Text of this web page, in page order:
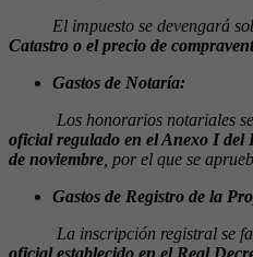
El impuesto se devengará
Catastro o el precio de
Gastos de Notaría:
Los honorarios notariales se
oficial regulado en el Anexo I del
de noviembre , por el que se
Gastos de Registro de la
La inscripción registral se